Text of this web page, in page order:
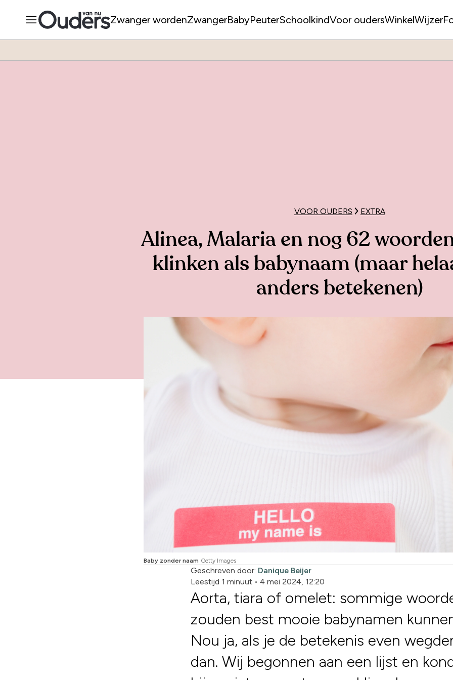
Zwanger wordenZwangerBabyPeuterSchoolkindVoor oudersWinkelWijzer
VOOR OUDERS EXTRA
Alinea, Malaria en nog 62
klinken als babynaam (maar
anders betekenen)
Baby zonder naam Getty Images
Geschreven door: Danique Beijer
Leestijd 1 minuut • 4 mei 2024, 12:20
Aorta, tiara of omelet: sommige
zouden best mooie babynamen
Nou ja, als je de betekenis even
dan. Wij begonnen aan een lijst en